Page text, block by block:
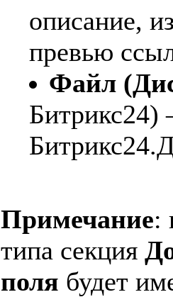
описание,
превью
Файл
Битрикс24)
Примечание:
типа секция
поля будет